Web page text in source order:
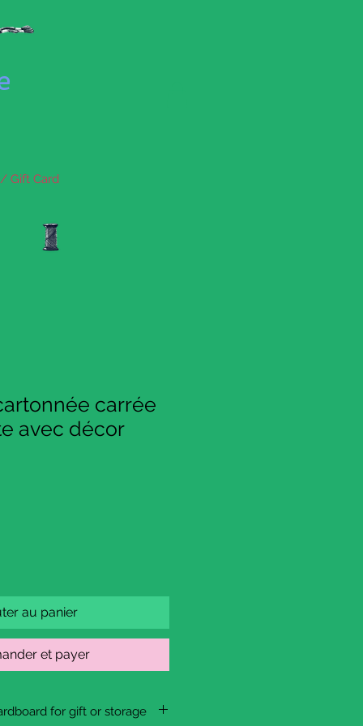
Gift Card
carrée
avec décor
au panier
et payer
for gift or storage